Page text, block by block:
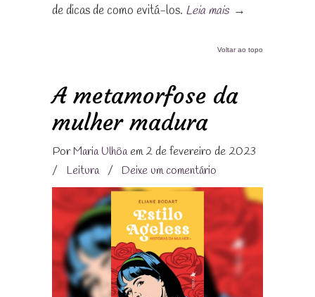
de dicas de como evitá-los. Leia mais →
Voltar ao topo
A metamorfose da
mulher madura
PorMaria Ulhôaem 2 de fevereiro de 2023
/
Leitura / Deixe um comentário